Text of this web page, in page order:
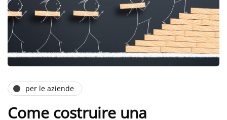
per le aziende
Come costruire una